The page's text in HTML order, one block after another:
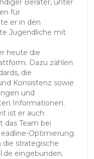
Berater, unter
für
er in den
Jugendliche mit
heute die
Dazu zählen
die
Konsistenz sowie
und
Informationen.
ist er auch
Team bei
Optimierung.
die strategische
eingebunden.